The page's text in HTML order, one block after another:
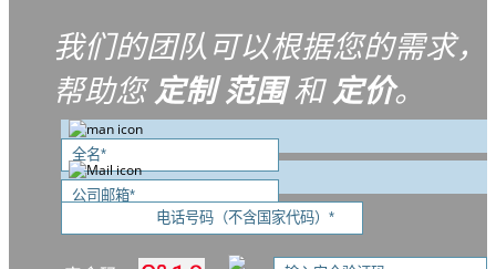
我们的团队可以根据您的需求，
帮助您定制 范围和定价。